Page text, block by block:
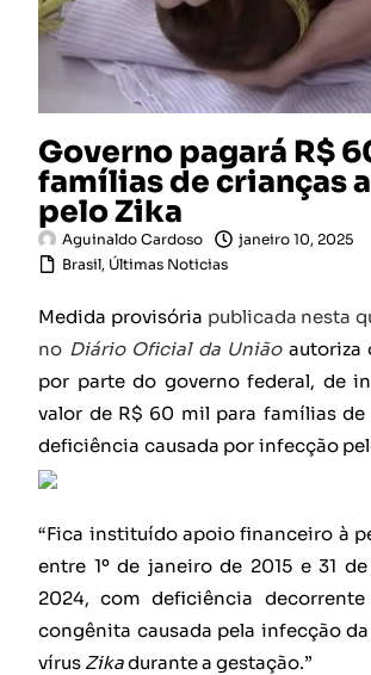
Governo pagará R$
famílias de crianças
pelo Zika
Aguinaldo Cardoso
janeiro 10, 2025
Brasil, Últimas Noticias
Medida provisória publicada nesta
no Diário Oficial da Uniãoautoriza
por parte do governo federal, de
valor de R$ 60 mil para famílias
deficiência causada por infecção
“Fica instituído apoio financeiro à
entre 1º de janeiro de 2015 e 31
2024, com deficiência
congênita causada pela infecção
vírus Zikadurante a gestação.”